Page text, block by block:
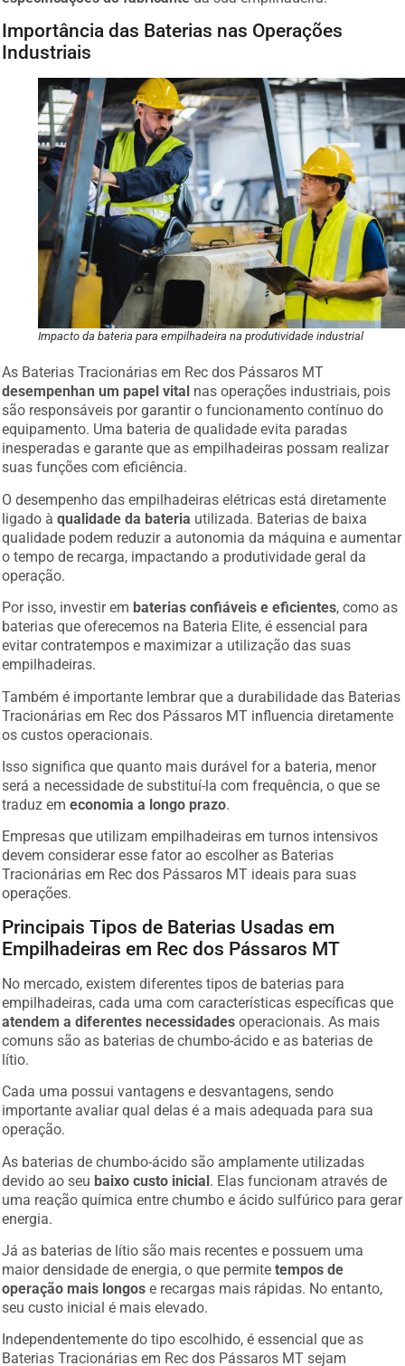
Importância das Baterias nas Operações
Industriais
Impacto da bateria para empilhadeira na produtividade industrial
As Baterias Tracionárias em Rec dos Pássaros MT
desempenhan um papel vital nas operações industriais, pois
são responsáveis por garantir o funcionamento contínuo do
equipamento. Uma bateria de qualidade evita paradas
inesperadas e garante que as empilhadeiras possam realizar
suas funções com eficiência.
O desempenho das empilhadeiras elétricas está diretamente
ligado à qualidade da bateria utilizada. Baterias de baixa
qualidade podem reduzir a autonomia da máquina e aumentar
o tempo de recarga, impactando a produtividade geral da
operação.
Por isso, investir em baterias confiáveis e eficientes , como as
baterias que oferecemos na Bateria Elite, é essencial para
evitar contratempos e maximizar a utilização das suas
empilhadeiras.
Também é importante lembrar que a durabilidade das Baterias
Tracionárias em Rec dos Pássaros MT influencia diretamente
os custos operacionais.
Isso significa que quanto mais durável for a bateria, menor
será a necessidade de substituí-la com frequência, o que se
traduz em economia a longo prazo
Empresas que utilizam empilhadeiras em turnos intensivos
devem considerar esse fator ao escolher as Baterias
Tracionárias em Rec dos Pássaros MT ideais para suas
operações.
Principais Tipos de Baterias Usadas em
Empilhadeiras em Rec dos Pássaros MT
No mercado, existem diferentes tipos de baterias para
empilhadeiras, cada uma com características específicas que
atendem a diferentes necessidades operacionais. As mais
comuns são as baterias de chumbo-ácido e as baterias de
lítio.
Cada uma possui vantagens e desvantagens, sendo
importante avaliar qual delas é a mais adequada para sua
operação.
As baterias de chumbo-ácido são amplamente utilizadas
devido ao seu baixo custo inicial . Elas funcionam através de
uma reação química entre chumbo e ácido sulfúrico para gerar
energia.
Já as baterias de lítio são mais recentes e possuem uma
maior densidade de energia, o que permitetempos de
operação mais longos e recargas mais rápidas. No entanto,
seu custo inicial é mais elevado.
Independentemente do tipo escolhido, é essencial que as
Baterias Tracionárias em Rec dos Pássaros MT sejam